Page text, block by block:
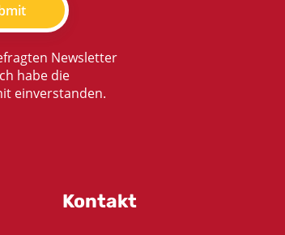
Newsletter
habe die
einverstanden.
Kontakt